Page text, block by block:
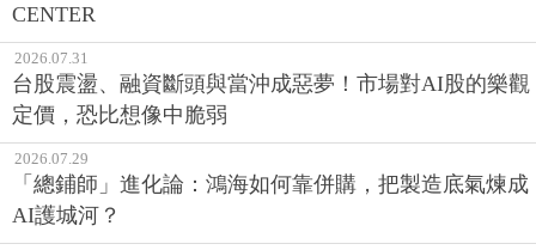
CENTER
2026.07.31
台股震盪、融資斷頭與當沖成惡夢！市場對AI股的樂觀
定價，恐比想像中脆弱
2026.07.29
「總鋪師」進化論：鴻海如何靠併購，把製造底氣煉成
AI護城河？